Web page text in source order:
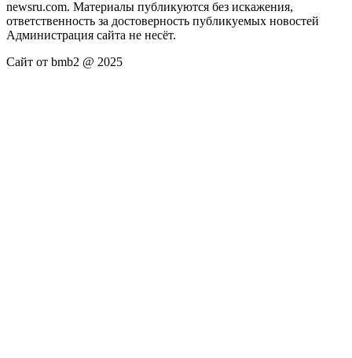
newsru.com. Материалы публикуются без искажения,
ответственность за достоверность публикуемых новостей
Администрация сайта не несёт.
Сайт от bmb2 @ 2025